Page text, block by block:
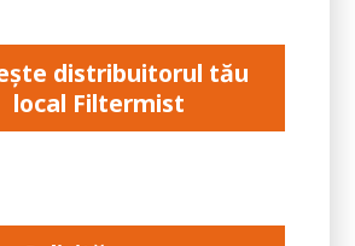
distribuitorul tău
local Filtermist